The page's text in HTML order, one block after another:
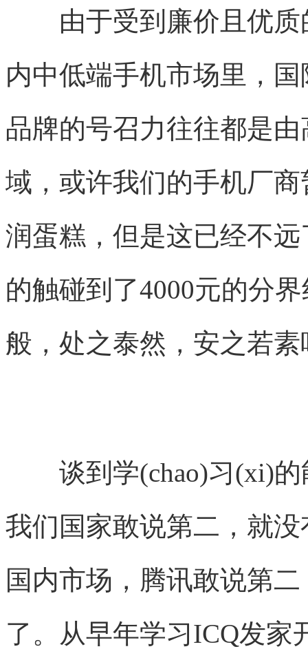
由于受到廉价且优质
内中低端手机市场里，
品牌的号召力往往都是
域，或许我们的手机厂
润蛋糕，但是这已经不
的触碰到了4000元的分
般，处之泰然，安之若素
谈到学(chao)习(xi)的
我们国家敢说第二，就
国内市场，腾讯敢说第
了。从早年学习ICQ发家